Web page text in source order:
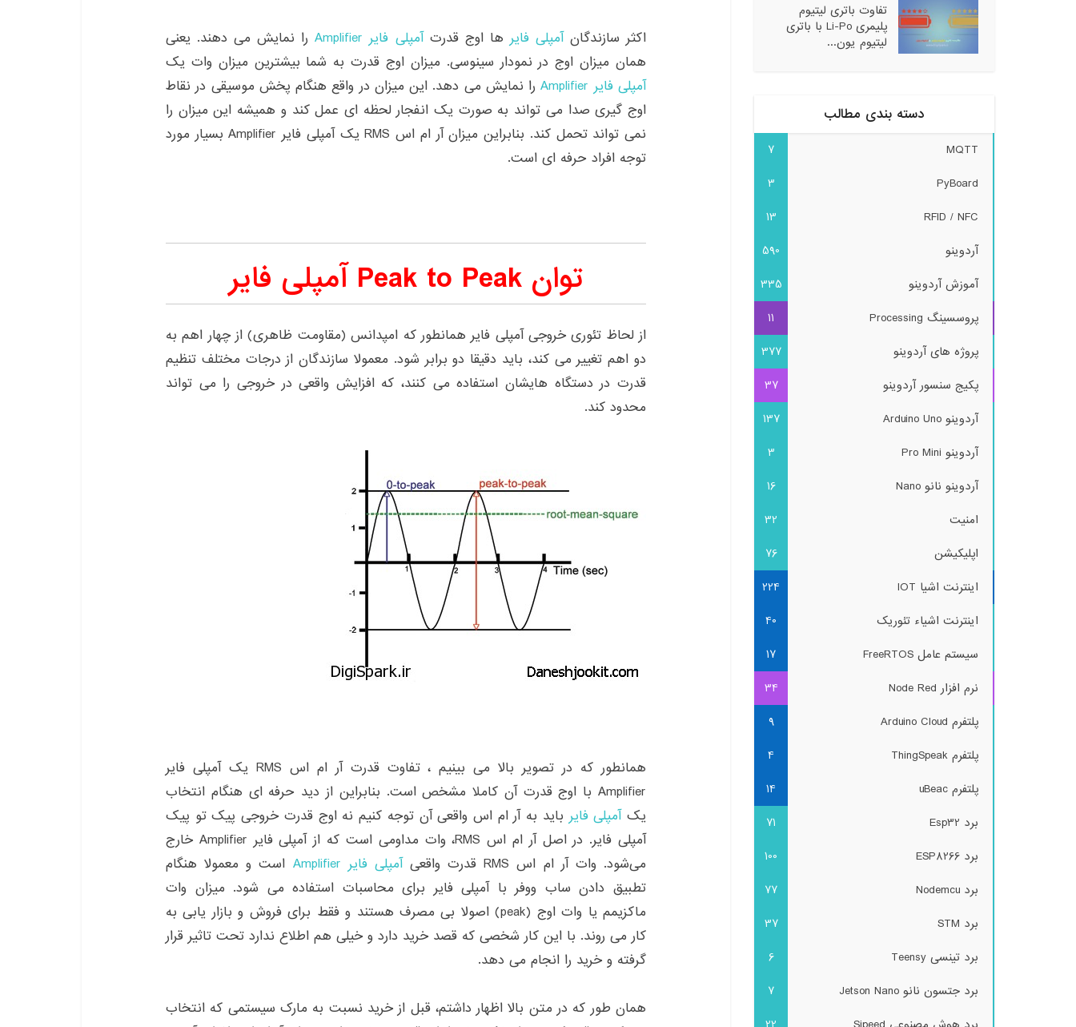
اکثر سازندگانآمپلی فایر ها اوج قدرتآمپلی فایر Amplifier
را نمایش می دهند. یعنی
همان میزان اوج در نمودار سینوسی. میزان اوج قدرت به شما بیشترین میزان وات یک
آمپلی فایر Amplifier
را نمایش می دهد. این میزان در واقع هنگام پخش موسیقی در نقاط
اوج گیری صدا می تواند به صورت یک انفجار لحظه ای عمل کند و همیشه این میزان را
نمی تواند تحمل کند. بنابراین میزان آر ام اس RMS یک آمپلی فایر Amplifier بسیار مورد
توجه افراد حرفه ای است.
توان Peak to Peak آمپلی فایر
از لحاظ تئوری خروجی آمپلی فایر همانطور که امپدانس (مقاومت ظاهری) از چهار اهم به
دو اهم تغییر می کند، باید دقیقا دو برابر شود. معمولا سازندگان از درجات مختلف تنظیم
قدرت در دستگاه هایشان استفاده می کنند، که افزایش واقعی در خروجی را می تواند
محدود کند.
همانطور که در تصویر بالا می بینیم ، تفاوت قدرت آر ام اس RMS یک آمپلی فایر
Amplifier با اوج قدرت آن کاملا مشخص است. بنابراین از دید حرفه ای هنگام انتخاب
یکآمپلی فایر باید به آر ام اس واقعی آن توجه کنیم نه اوج قدرت خروجی پیک تو پیک
آمپلی فایر. در اصل آر ام اس RMS، وات مداومی است که از آمپلی فایر Amplifier خارج
می‌شود. وات آر ام اس RMS قدرت واقعی
آمپلی فایر Amplifier
است و معمولا هنگام
تطبیق دادن ساب ووفر با آمپلی فایر برای محاسبات استفاده می شود. میزان وات
ماکزیمم یا وات اوج (peak) اصولا بی مصرف هستند و فقط برای فروش و بازار یابی به
کار می روند. با این کار شخصی که قصد خرید دارد و خیلی هم اطلاع ندارد تحت تاثیر قرار
گرفته و خرید را انجام می دهد.
همان طور که در متن بالا اظهار داشتم، قبل از خرید نسبت به مارک سیستمی که انتخاب
تفاوت باتری لیتیوم
پلیمری Li-Po با باتری
لیتیوم یون...
دسته بندی مطالب
MQTT
7
PyBoard
3
RFID / NFC
13
آردوینو
590
آموزش آردوینو
335
پروسسینگ Processing
11
پروژه های آردوینو
377
پکیج سنسور آردوینو
37
آردوینو Arduino Uno
137
آردوینو Pro Mini
3
آردوینو نانو Nano
16
امنیت
32
اپلیکیشن
76
اینترنت اشیا IOT
224
اینترنت اشیاء تئوریک
40
سیستم عامل FreeRTOS
17
نرم افزار Node Red
34
پلتفرم Arduino Cloud
9
پلتفرم ThingSpeak
4
پلتفرم uBeac
14
برد Esp32
71
برد ESP8266
100
برد Nodemcu
77
برد STM
37
برد تینسی Teensy
6
برد جتسون نانو Jetson Nano
7